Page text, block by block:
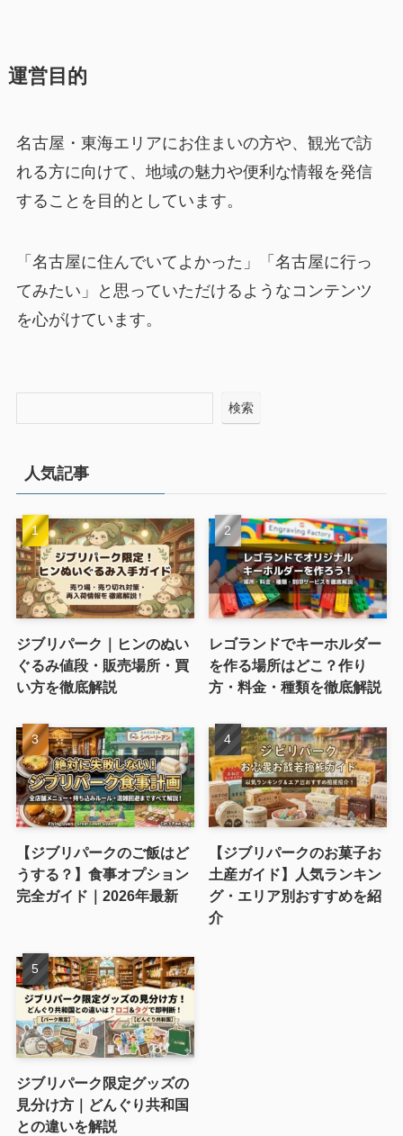
運営目的
名古屋・東海エリアにお住まいの方や、観光で訪
れる方に向けて、地域の魅力や便利な情報を発信
することを目的としています。
「名古屋に住んでいてよかった」「名古屋に行っ
てみたい」と思っていただけるようなコンテンツ
を心がけています。
検索
人気記事
ジブリパーク｜ヒンのぬい
ぐるみ値段・販売場所・買
い方を徹底解説
レゴランドでキーホルダー
を作る場所はどこ？作り
方・料金・種類を徹底解説
【ジブリパークのご飯はど
うする？】食事オプション
完全ガイド｜2026年最新
【ジブリパークのお菓子お
土産ガイド】人気ランキン
グ・エリア別おすすめを紹
介
ジブリパーク限定グッズの
見分け方｜どんぐり共和国
との違いを解説